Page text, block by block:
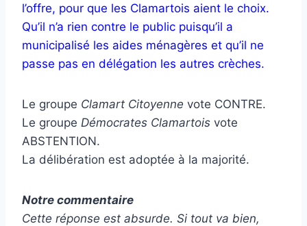
l’offre, pour que les Clamartois aient le choix.
Qu’il n’a rien contre le public puisqu’il a
municipalisé les aides ménagères et qu’il ne
passe pas en délégation les autres crèches.
Le groupe Clamart Citoyenne vote CONTRE.
Le groupe Démocrates Clamartois vote
ABSTENTION.
La délibération est adoptée à la majorité.
Notre commentaire
Cette réponse est absurde. Si tout va bien,